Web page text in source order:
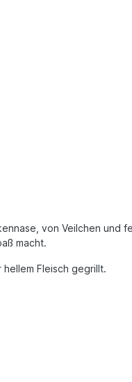
von Veilchen und
macht.
Fleisch gegrillt.